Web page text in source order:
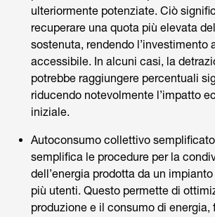
ulteriormente potenziate. Ciò
recuperare una quota più elevata
sostenuta, rendendo l’investimento
accessibile. In alcuni casi, la
potrebbe raggiungere percentuali
riducendo notevolmente l’impatto
iniziale.
Autoconsumo collettivo
semplifica le procedure per la
dell’energia prodotta da un
più utenti. Questo permette di
produzione e il consumo di energia,